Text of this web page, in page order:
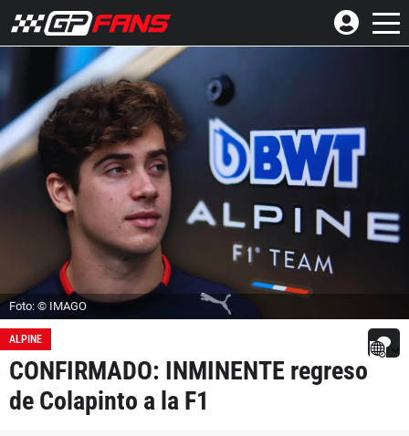
Foto: © IMAGO
ALPINE
CONFIRMADO: INMINENTE regreso
de Colapinto a la F1